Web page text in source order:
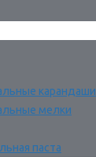
карандаши
мелки
паста